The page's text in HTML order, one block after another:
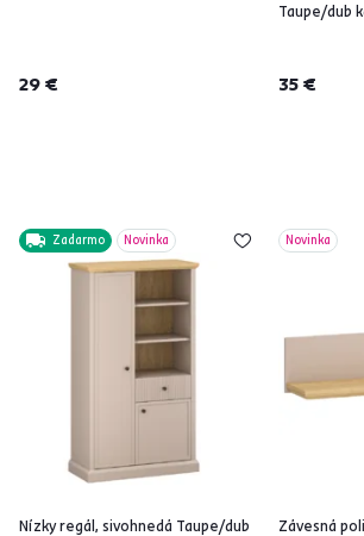
29 €
Taupe/dub
35 €
Zadarmo Novinka
Nízky regál, sivohnedá Taupe/dub
Novinka
Závesná